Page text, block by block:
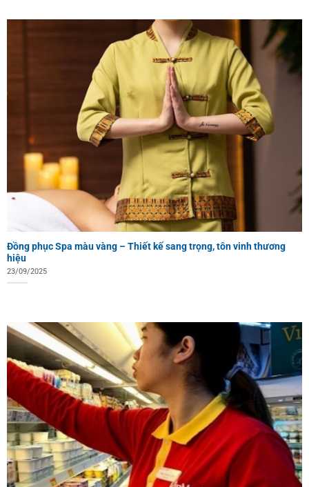
Đồng phục Spa màu vàng – Thiết kế sang trọng, tôn vinh thương
hiệu
23/09/2025